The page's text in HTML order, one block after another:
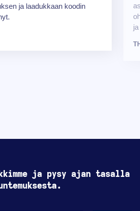
ja laadukkaan koodin
ja pysy ajan tasalla